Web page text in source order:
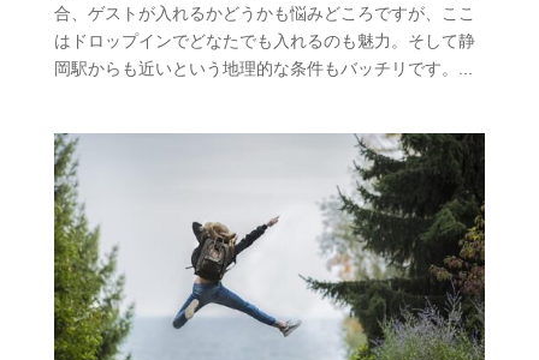
合、ゲストが入れるかどうかも悩みどころですが、ここ
はドロップインでどなたでも入れるのも魅力。そして静
岡駅からも近いという地理的な条件もバッチリです。...